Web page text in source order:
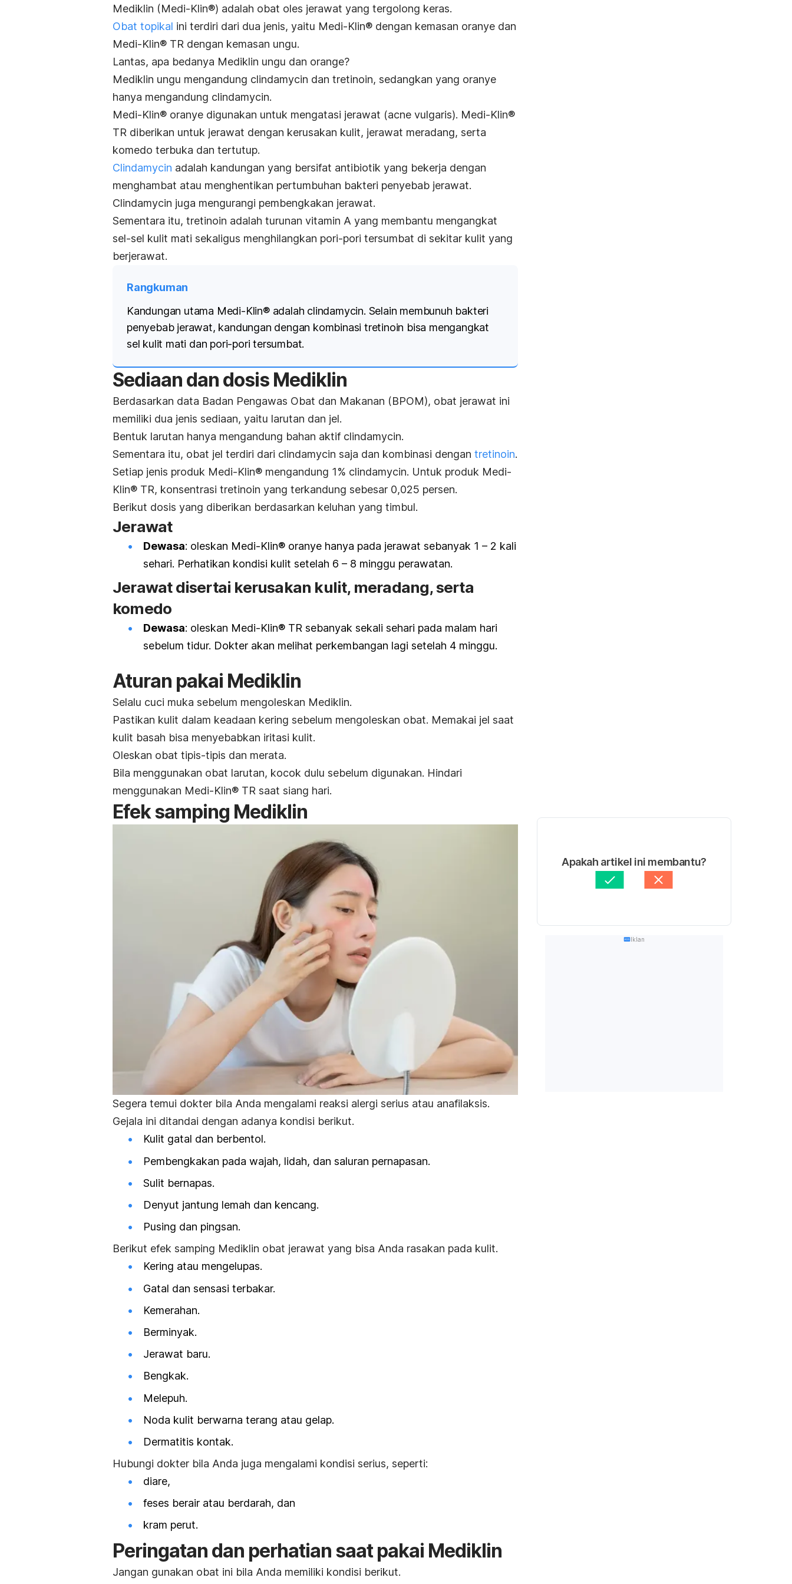
Mediklin (Medi-Klin®) adalah obat oles jerawat yang tergolong keras.
Obat topikal ini terdiri dari dua jenis, yaitu Medi-Klin® dengan kemasan oranye dan
Medi-Klin® TR dengan kemasan ungu.
Lantas, apa bedanya Mediklin ungu dan orange?
Mediklin ungu mengandung clindamycin dan tretinoin, sedangkan yang oranye
hanya mengandung clindamycin.
Medi-Klin® oranye digunakan untuk mengatasi jerawat (acne vulgaris). Medi-Klin®
TR diberikan untuk jerawat dengan kerusakan kulit, jerawat meradang, serta
komedo terbuka dan tertutup.
Clindamycin adalah kandungan yang bersifat antibiotik yang bekerja dengan
menghambat atau menghentikan pertumbuhan bakteri penyebab jerawat.
Clindamycin juga mengurangi pembengkakan jerawat.
Sementara itu, tretinoin adalah turunan vitamin A yang membantu mengangkat
sel-sel kulit mati sekaligus menghilangkan pori-pori tersumbat di sekitar kulit yang
berjerawat.
Rangkuman
Kandungan utama Medi-Klin® adalah clindamycin. Selain membunuh bakteri
penyebab jerawat, kandungan dengan kombinasi tretinoin bisa mengangkat
sel kulit mati dan pori-pori tersumbat.
Sediaan dan dosis Mediklin
Berdasarkan data Badan Pengawas Obat dan Makanan (BPOM), obat jerawat ini
memiliki dua jenis sediaan, yaitu larutan dan jel.
Bentuk larutan hanya mengandung bahan aktif clindamycin.
Sementara itu, obat jel terdiri dari clindamycin saja dan kombinasi dengan tretinoin.
Setiap jenis produk Medi-Klin® mengandung 1% clindamycin. Untuk produk Medi-
Klin® TR, konsentrasi tretinoin yang terkandung sebesar 0,025 persen.
Berikut dosis yang diberikan berdasarkan keluhan yang timbul.
Jerawat
Dewasa: oleskan Medi-Klin® oranye hanya pada jerawat sebanyak 1 – 2 kali
sehari. Perhatikan kondisi kulit setelah 6 – 8 minggu perawatan.
Jerawat disertai kerusakan kulit, meradang, serta
komedo
Dewasa: oleskan Medi-Klin® TR sebanyak sekali sehari pada malam hari
sebelum tidur. Dokter akan melihat perkembangan lagi setelah 4 minggu.
Aturan pakai Mediklin
Selalu cuci muka sebelum mengoleskan Mediklin.
Pastikan kulit dalam keadaan kering sebelum mengoleskan obat. Memakai jel saat
kulit basah bisa menyebabkan iritasi kulit.
Oleskan obat tipis-tipis dan merata.
Bila menggunakan obat larutan, kocok dulu sebelum digunakan. Hindari
menggunakan Medi-Klin® TR saat siang hari.
Efek samping Mediklin
Segera temui dokter bila Anda mengalami reaksi alergi serius atau anafilaksis.
Gejala ini ditandai dengan adanya kondisi berikut.
Kulit gatal dan berbentol.
Pembengkakan pada wajah, lidah, dan saluran pernapasan.
Sulit bernapas.
Denyut jantung lemah dan kencang.
Pusing dan pingsan.
Berikut efek samping Mediklin obat jerawat yang bisa Anda rasakan pada kulit.
Kering atau mengelupas.
Gatal dan sensasi terbakar.
Kemerahan.
Berminyak.
Jerawat baru.
Bengkak.
Melepuh.
Noda kulit berwarna terang atau gelap.
Dermatitis kontak.
Hubungi dokter bila Anda juga mengalami kondisi serius, seperti:
diare,
feses berair atau berdarah, dan
kram perut.
Peringatan dan perhatian saat pakai Mediklin
Jangan gunakan obat ini bila Anda memiliki kondisi berikut.
Apakah artikel ini membantu?
Iklan